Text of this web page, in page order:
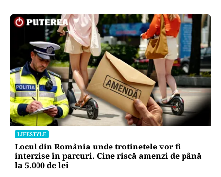
LIFESTYLE
Locul din România unde trotinetele vor fi
interzise în parcuri. Cine riscă amenzi de până
la 5.000 de lei